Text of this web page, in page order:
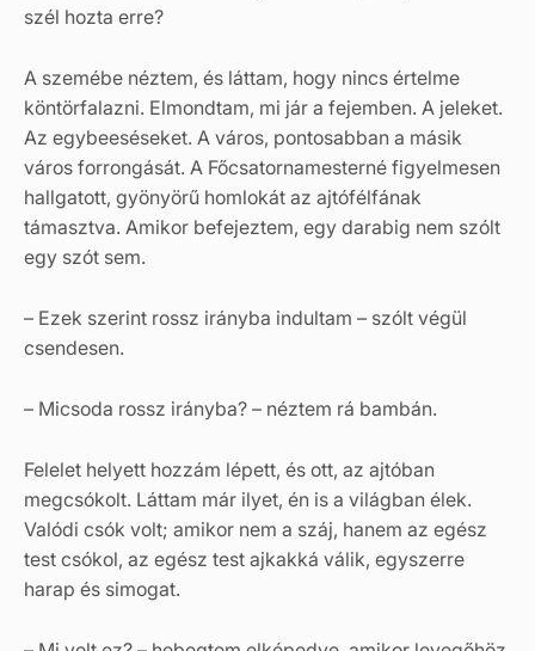
szél hozta erre?
A szemébe néztem, és láttam, hogy nincs értelme
köntörfalazni. Elmondtam, mi jár a fejemben. A jeleket.
Az egybeeséseket. A város, pontosabban a másik
város forrongását. A Főcsatornamesterné figyelmesen
hallgatott, gyönyörű homlokát az ajtófélfának
támasztva. Amikor befejeztem, egy darabig nem szólt
egy szót sem.
– Ezek szerint rossz irányba indultam – szólt végül
csendesen.
– Micsoda rossz irányba? – néztem rá bambán.
Felelet helyett hozzám lépett, és ott, az ajtóban
megcsókolt. Láttam már ilyet, én is a világban élek.
Valódi csók volt; amikor nem a száj, hanem az egész
test csókol, az egész test ajkakká válik, egyszerre
harap és simogat.